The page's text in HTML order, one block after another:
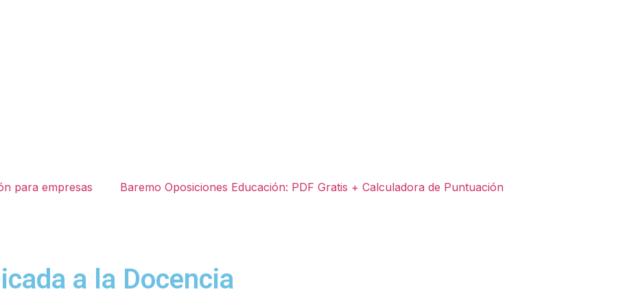
para empresas Baremo Oposiciones Educación: PDF Gratis + Calculadora de Puntuación
a la Docencia